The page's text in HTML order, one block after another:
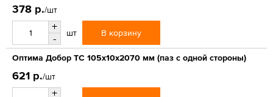
378 р./шт
+
-
шт В корзину
Оптима Добор ТС 105х10х2070 мм (паз с одной стороны)
621 р./шт
+